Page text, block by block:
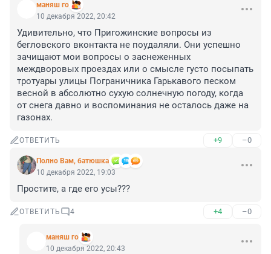
маняш го
10 декабря 2022, 20:42
Удивительно, что Пригожинские вопросы из
бегловского вконтакта не поудаляли. Они успешно
зачищают мои вопросы о заснеженных
междворовых проездах или о смысле густо посыпать
тротуары улицы Пограничника Гарькавого песком
весной в абсолютно сухую солнечную погоду, когда
от снега давно и воспоминания не осталось даже на
газонах.
ОТВЕТИТЬ +9 –0
Полно Вам, батюшка
10 декабря 2022, 19:03
Простите, а где его усы???
ОТВЕТИТЬ 4 +4 –0
маняш го
10 декабря 2022, 20:43